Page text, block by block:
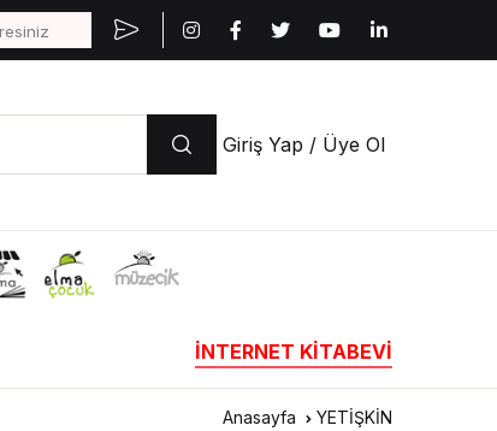
Giriş Yap / Üye Ol
İNTERNET KİTABEVİ
Anasayfa YETİŞKİN